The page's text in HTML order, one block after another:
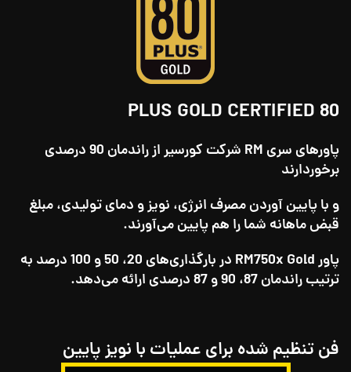
80 PLUS GOLD CERTIFIED
پاورهای سری RM شرکت کورسیر از راندمان 90 درصدی
برخوردارند
و با پایین آوردن مصرف انرژی، نویز و دمای تولیدی، مبلغ
قبض ماهانه شما را هم پایین می‌آورند.
پاور RM750x Gold در بارگذاری‌های 20، 50 و 100 درصد به
ترتیب راندمان 87، 90 و 87 درصدی ارائه می‌دهد.
فن تنظیم شده برای عملیات با نویز پایین